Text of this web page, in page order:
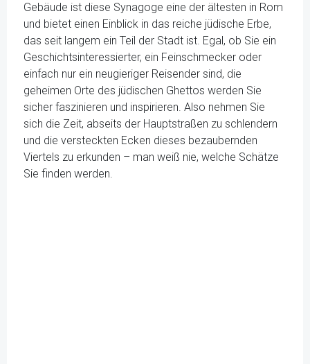
Gebäude ist diese Synagoge eine der ältesten in Rom
und bietet einen Einblick in das reiche jüdische Erbe,
das seit langem ein Teil der Stadt ist. Egal, ob Sie ein
Geschichtsinteressierter, ein Feinschmecker oder
einfach nur ein neugieriger Reisender sind, die
geheimen Orte des jüdischen Ghettos werden Sie
sicher faszinieren und inspirieren. Also nehmen Sie
sich die Zeit, abseits der Hauptstraßen zu schlendern
und die versteckten Ecken dieses bezaubernden
Viertels zu erkunden – man weiß nie, welche Schätze
Sie finden werden.